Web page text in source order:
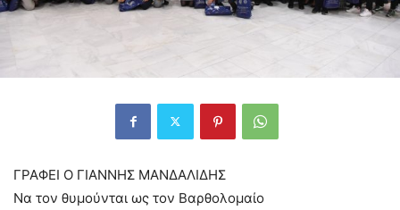
ΓΡΑΦΕΙ Ο ΓΙΑΝΝΗΣ ΜΑΝΔΑΛΙΔΗΣ
Να τον θυμούνται ως τον Βαρθολομαίο